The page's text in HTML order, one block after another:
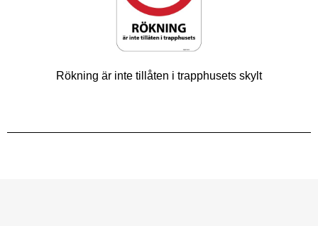
Rökning är inte tillåten i trapphusets skylt